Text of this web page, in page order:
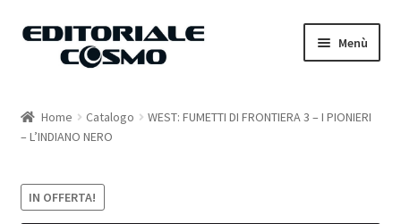
Vai
Vai
Menù
Catalogo
Carrello
Home Catalogo
WEST: FUMETTI DI FRONTIERA 3 – I PIONIERI
– L’INDIANO NERO
IN OFFERTA!